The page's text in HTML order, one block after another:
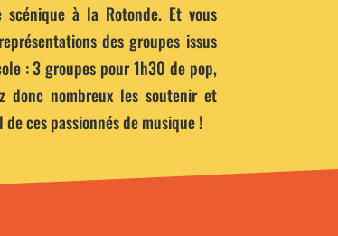
scénique à la Rotonde. Et vous
des groupes issus
: 3 groupes pour 1h30 de pop,
donc nombreux les soutenir et
ces passionnés de musique !